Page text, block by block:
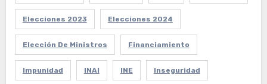
Elecciones 2023 Elecciones 2024
Elección De Ministros Financiamiento
Impunidad INAI INE Inseguridad